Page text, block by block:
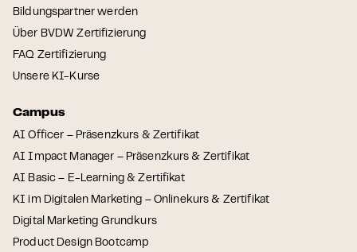
Bildungspartner werden
Über BVDW Zertifizierung
FAQ Zertifizierung
Unsere KI-Kurse
Campus
AI Officer – Präsenzkurs & Zertifikat
AI Impact Manager – Präsenzkurs & Zertifikat
AI Basic – E-Learning & Zertifikat
KI im Digitalen Marketing – Onlinekurs & Zertifikat
Digital Marketing Grundkurs
Product Design Bootcamp